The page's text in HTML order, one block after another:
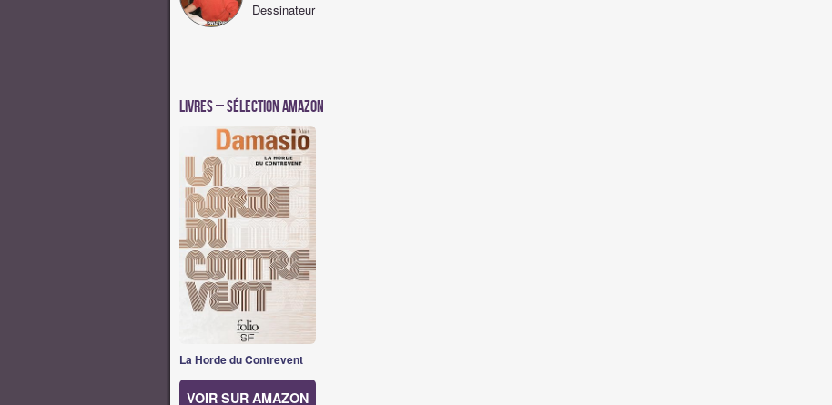
Dessinateur
Livres – Sélection Amazon
La Horde du Contrevent
VOIR SUR AMAZON